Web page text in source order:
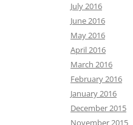
July 2016
June 2016
May 2016
April 2016
March 2016
February 2016
January 2016
December 2015
November 2015